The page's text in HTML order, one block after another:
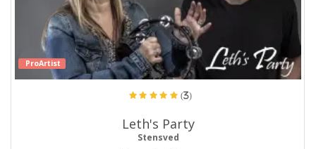
ProArtist
(3)
Leth's Party
Stensved